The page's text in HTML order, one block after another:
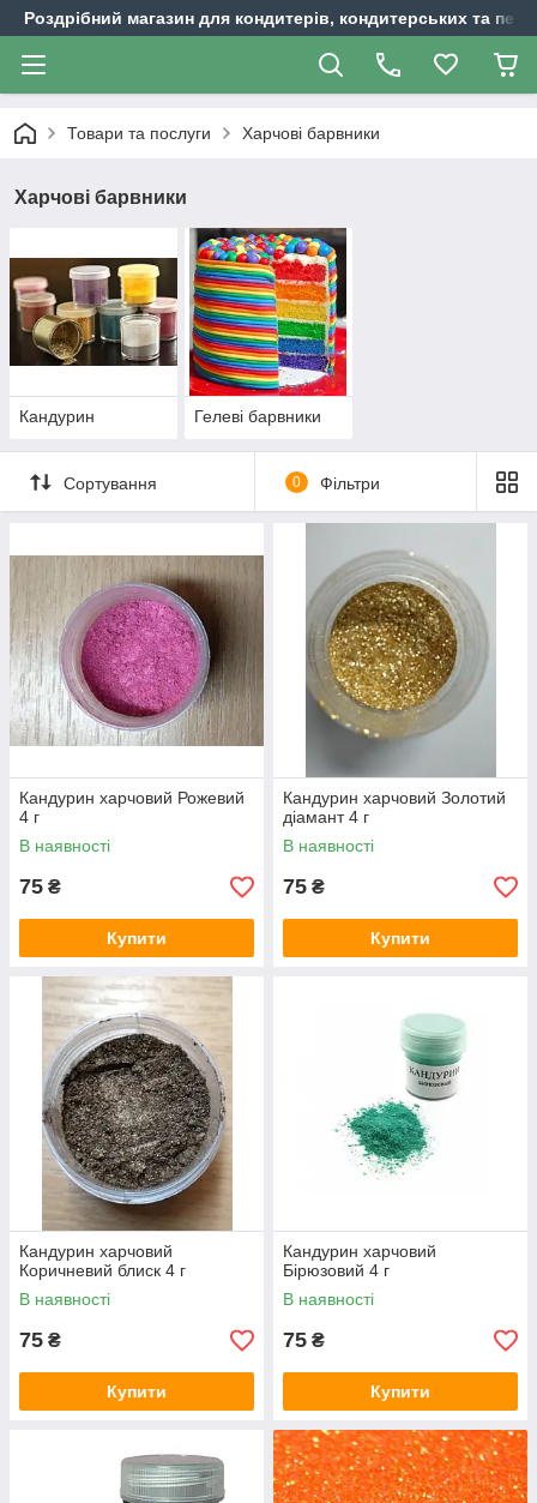
Роздрібний магазин для кондитерів, кондитерських та
Товари та послуги Харчові барвники
Харчові барвники
Кандурин Гелеві барвники
Сортування 0 Фільтри
Кандурин харчовий Рожевий
4 г
В наявності
75 ₴
Купити
Кандурин харчовий Золотий
діамант 4 г
В наявності
75 ₴
Купити
Кандурин харчовий
Коричневий блиск 4 г
В наявності
75 ₴
Купити
Кандурин харчовий
Бірюзовий 4 г
В наявності
75 ₴
Купити